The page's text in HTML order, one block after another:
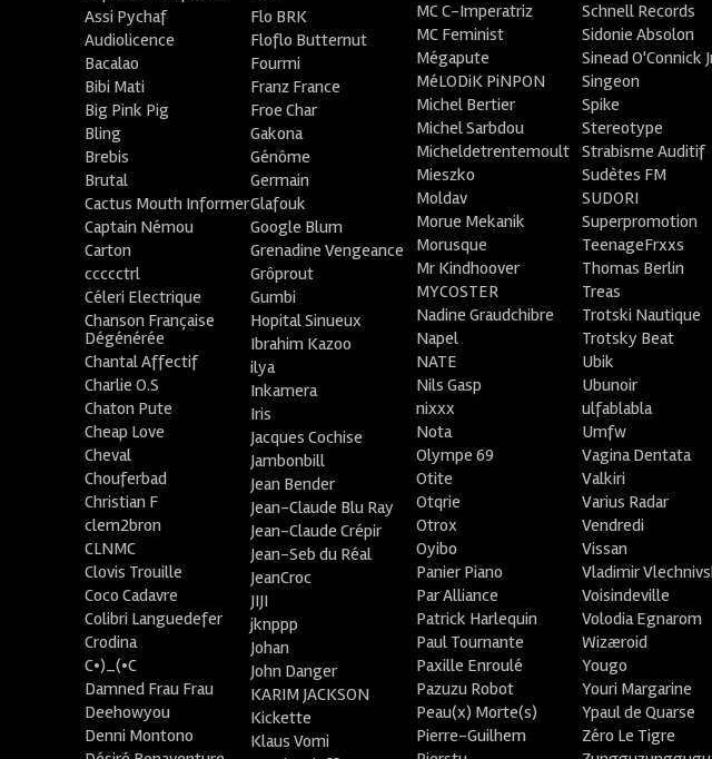
Assi Pychaf
Audiolicence
Bacalao
Bibi Mati
Big Pink Pig
Bling
Brebis
Brutal
Cactus Mouth Informer
Captain Némou
Carton
ccccctrl
Céleri Electrique
Chanson Française
Dégénérée
Chantal Affectif
Charlie O.S
Chaton Pute
Cheap Love
Cheval
Chouferbad
Christian F
clem2bron
CLNMC
Clovis Trouille
Coco Cadavre
Colibri Languedefer
Crodina
C•)_(•C
Damned Frau Frau
Deehowyou
Denni Montono
Flo BRK
Floflo Butternut
Fourmi
Franz France
Froe Char
Gakona
Génôme
Germain
Glafouk
Google Blum
Grenadine Vengeance
Grôprout
Gumbi
Hopital Sinueux
Ibrahim Kazoo
ilya
Inkamera
Iris
Jacques Cochise
Jambonbill
Jean Bender
Jean-Claude Blu Ray
Jean-Claude Crépir
Jean-Seb du Réal
JeanCroc
JIJI
jknppp
Johan
John Danger
KARIM JACKSON
Kickette
Klaus Vomi
MC C-Imperatriz
MC Feminist
Mégapute
MéLODiK PiNPON
Michel Bertier
Michel Sarbdou
Micheldetrentemoult
Mieszko
Moldav
Morue Mekanik
Morusque
Mr Kindhoover
MYCOSTER
Nadine Graudchibre
Napel
NATE
Nils Gasp
nixxx
Nota
Olympe 69
Otite
Otqrie
Otrox
Oyibo
Panier Piano
Par Alliance
Patrick Harlequin
Paul Tournante
Paxille Enroulé
Pazuzu Robot
Peau(x) Morte(s)
Pierre-Guilhem
Schnell Records
Sidonie Absolon
Sinead O'Connick
Singeon
Spike
Stereotype
Strabisme Auditif
Sudètes FM
SUDORI
Superpromotion
TeenageFrxxs
Thomas Berlin
Treas
Trotski Nautique
Trotsky Beat
Ubik
Ubunoir
ulfablabla
Umfw
Vagina Dentata
Valkiri
Varius Radar
Vendredi
Vissan
Vladimir
Voisindeville
Volodia Egnarom
Wizæroid
Yougo
Youri Margarine
Ypaul de Quarse
Zéro Le Tigre